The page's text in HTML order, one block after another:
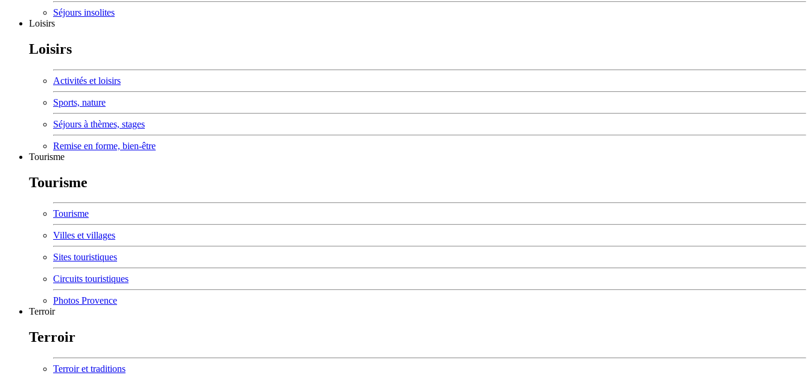
Séjours insolites
Loisirs
Loisirs
Activités et loisirs
Sports, nature
Séjours à thèmes, stages
Remise en forme, bien-être
Tourisme
Tourisme
Tourisme
Villes et villages
Sites touristiques
Circuits touristiques
Photos Provence
Terroir
Terroir
Terroir et traditions